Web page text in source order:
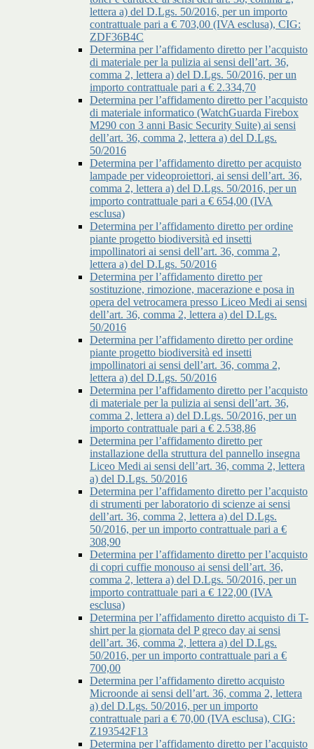
lettera a) del D.Lgs. 50/2016, per un importo
contrattuale pari a € 703,00 (IVA esclusa), CIG:
ZDF36B4C
Determina per l’affidamento diretto per l’acquisto
di materiale per la pulizia ai sensi dell’art. 36,
comma 2, lettera a) del D.Lgs. 50/2016, per un
importo contrattuale pari a € 2.334,70
Determina per l’affidamento diretto per l’acquisto
di materiale informatico (WatchGuarda Firebox
M290 con 3 anni Basic Security Suite) ai sensi
dell’art. 36, comma 2, lettera a) del D.Lgs.
50/2016
Determina per l’affidamento diretto per acquisto
lampade per videoproiettori, ai sensi dell’art. 36,
comma 2, lettera a) del D.Lgs. 50/2016, per un
importo contrattuale pari a € 654,00 (IVA
esclusa)
Determina per l’affidamento diretto per ordine
piante progetto biodiversità ed insetti
impollinatori ai sensi dell’art. 36, comma 2,
lettera a) del D.Lgs. 50/2016
Determina per l’affidamento diretto per
sostituzione, rimozione, macerazione e posa in
opera del vetrocamera presso Liceo Medi ai sensi
dell’art. 36, comma 2, lettera a) del D.Lgs.
50/2016
Determina per l’affidamento diretto per ordine
piante progetto biodiversità ed insetti
impollinatori ai sensi dell’art. 36, comma 2,
lettera a) del D.Lgs. 50/2016
Determina per l’affidamento diretto per l’acquisto
di materiale per la pulizia ai sensi dell’art. 36,
comma 2, lettera a) del D.Lgs. 50/2016, per un
importo contrattuale pari a € 2.538,86
Determina per l’affidamento diretto per
installazione della struttura del pannello insegna
Liceo Medi ai sensi dell’art. 36, comma 2, lettera
a) del D.Lgs. 50/2016
Determina per l’affidamento diretto per l’acquisto
di strumenti per laboratorio di scienze ai sensi
dell’art. 36, comma 2, lettera a) del D.Lgs.
50/2016, per un importo contrattuale pari a €
308,90
Determina per l’affidamento diretto per l’acquisto
di copri cuffie monouso ai sensi dell’art. 36,
comma 2, lettera a) del D.Lgs. 50/2016, per un
importo contrattuale pari a € 122,00 (IVA
esclusa)
Determina per l’affidamento diretto acquisto di T-
shirt per la giornata del P greco day ai sensi
dell’art. 36, comma 2, lettera a) del D.Lgs.
50/2016, per un importo contrattuale pari a €
700,00
Determina per l’affidamento diretto acquisto
Microonde ai sensi dell’art. 36, comma 2, lettera
a) del D.Lgs. 50/2016, per un importo
contrattuale pari a € 70,00 (IVA esclusa), CIG:
Z193542F13
Determina per l’affidamento diretto per l’acquisto